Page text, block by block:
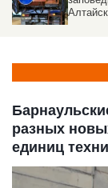
разных
единиц